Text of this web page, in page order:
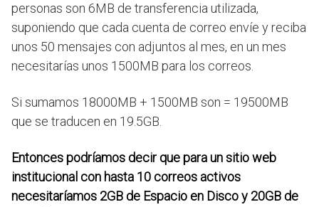
personas son 6MB de transferencia utilizada,
suponiendo que cada cuenta de correo envíe y reciba
unos 50 mensajes con adjuntos al mes, en un mes
necesitarías unos 1500MB para los correos.
Si sumamos 18000MB + 1500MB son = 19500MB
que se traducen en 19.5GB.
Entonces podríamos decir que para un sitio web
institucional con hasta 10 correos activos
necesitaríamos 2GB de Espacio en Disco y 20GB de